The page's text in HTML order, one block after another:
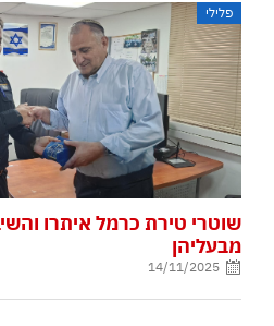
פלילי
שוטרי טירת כרמל איתרו
מבעליהן
14/11/2025